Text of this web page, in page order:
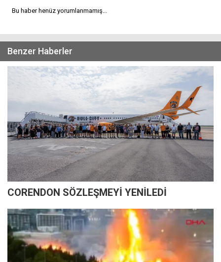
Bu haber henüz yorumlanmamış...
Benzer Haberler
CORENDON SÖZLEŞMEYİ YENİLEDİ